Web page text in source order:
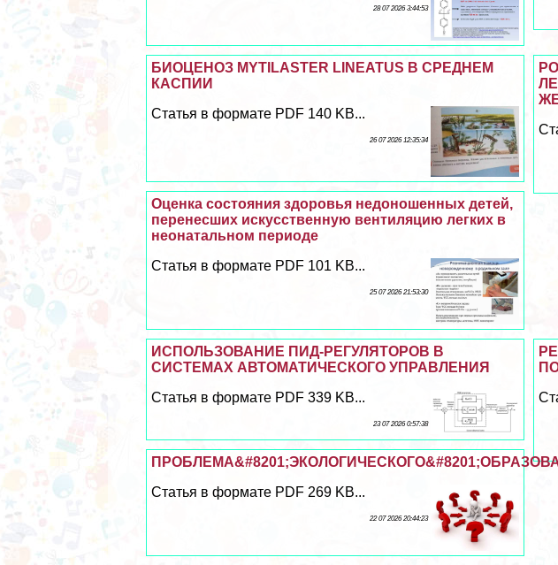
28 07 2026 3:44:53
БИОЦЕНОЗ MYTILASTER LINEATUS В СРЕДНЕМ
КАСПИИ
Статья в формате PDF 140 KB...
26 07 2026 12:35:34
Оценка состояния здоровья недоношенных детей,
перенесших искусственную вентиляцию легких в
неонатальном периоде
Статья в формате PDF 101 KB...
25 07 2026 21:53:30
ИСПОЛЬЗОВАНИЕ ПИД-РЕГУЛЯТОРОВ В
СИСТЕМАХ АВТОМАТИЧЕСКОГО УПРАВЛЕНИЯ
Статья в формате PDF 339 KB...
23 07 2026 0:57:38
Статья в формате PDF 269 KB...
22 07 2026 20:44:23